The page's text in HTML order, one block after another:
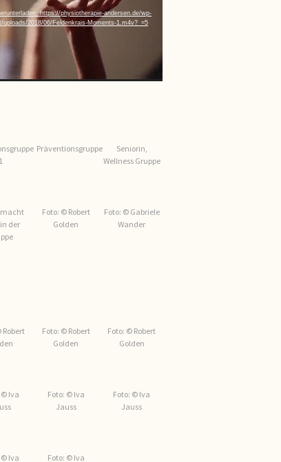
https://physiotherapie-andersen.de/wp-
uploads/2018/06/Feldenkrais-Moments-1.m4v?_=5
1
Präventionsgruppe
Seniorin,
Wellness Gruppe
macht
der
Foto: © Robert
Golden
Foto: © Gabriele
Wander
Robert
Foto: © Robert
Golden
Foto: © Robert
Golden
© Iva
Foto: © Iva
Jauss
Foto: © Iva
Jauss
© Iva Foto: © Iva